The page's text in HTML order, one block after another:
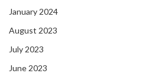
January 2024
August 2023
July 2023
June 2023